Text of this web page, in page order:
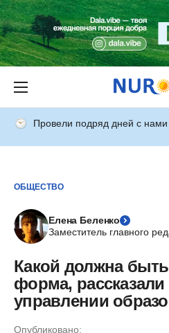
Провели подряд дней с нами
ОБЩЕСТВО
Елена Беленко
Заместитель главного
Какой должна
форма,
управлении
Опубликовано: